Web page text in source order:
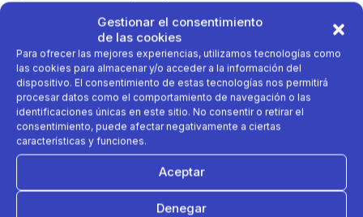
Gestionar el consentimiento
de las cookies
Para ofrecer las mejores experiencias, utilizamos tecnologías como
las cookies para almacenar y/o acceder a la información del
dispositivo. El consentimiento de estas tecnologías nos permitirá
procesar datos como el comportamiento de navegación o las
identificaciones únicas en este sitio. No consentir o retirar el
consentimiento, puede afectar negativamente a ciertas
características y funciones.
Aceptar
Denegar
nuevo equipo con vocación local y
dimensión internacional para poner en práctica
todas las sinergias y colaboraciones posibles. En
este sentido, Decathlon recalca los «talentos» de
Alltricks: «En términos de amplitud de oferta,
tiempos de entrega, conocimiento del mercado,
logística y diálogo con el cliente, Alltricks nos
ayudará a hacerlo aún mejor», señala Arnaud
Gauquelin. Por último, esta asociación permitirá a
ambas partes la ampliación de su
omnicanal.